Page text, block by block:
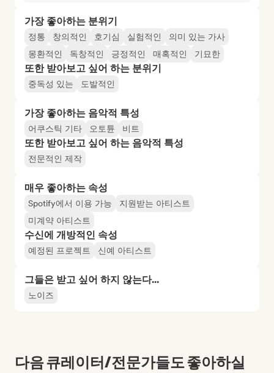
가장 좋아하는 분위기
정통 창의적인 호기심 실험적인
의미 있는 가사
몽환적인
독창적인 긍정적인 매혹적인 기묘한
또한 받아보고 싶어 하는 분위기
중독성 있는 도발적인
가장 좋아하는 음악적 특성
어쿠스틱 기타 오토튠 비트
또한 받아보고 싶어 하는 음악적 특성
전문적인 제작
매우 좋아하는 속성
Spotify에서 이용 가능
지원받는 아티스트
미계약 아티스트
수신에 개방적인 속성
예정된 프로젝트 신예 아티스트
그들은 받고 싶어 하지 않는다...
노이즈
다음 큐레이터/전문가들도 좋아하실